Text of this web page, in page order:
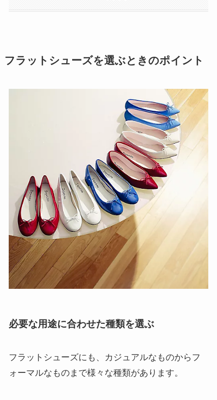
フラットシューズを選ぶときのポイント
必要な用途に合わせた種類を選ぶ
フラットシューズにも、カジュアルなものからフ
ォーマルなものまで様々な種類があります。